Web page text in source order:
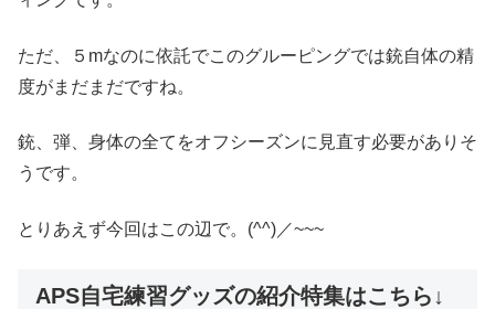
ただ、５mなのに依託でこのグルーピングでは銃自体の精
度がまだまだですね。
銃、弾、身体の全てをオフシーズンに見直す必要がありそ
うです。
とりあえず今回はこの辺で。(^^)／~~~
APS自宅練習グッズの紹介特集はこちら↓